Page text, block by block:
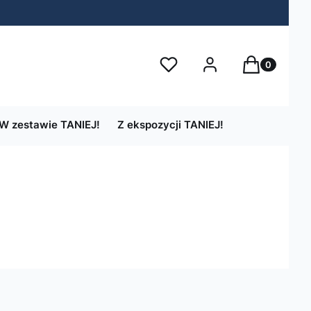
Ulubione Zaloguj sięProdukty w
Koszyk
zestawie TANIEJ! Z ekspozycji TANIEJ!